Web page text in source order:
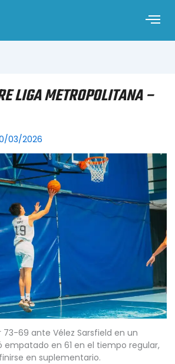
LIGA METROPOLITANA –
03/2026
73-69 ante Vélez Sarsfield en un
en 61 en el tiempo regular,
en suplementario.